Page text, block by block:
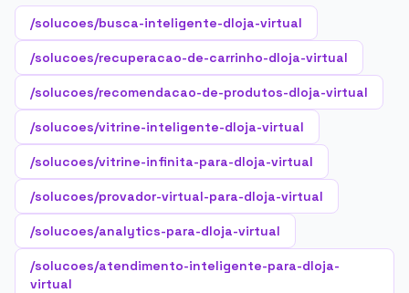
/solucoes/busca-inteligente-dloja-virtual
/solucoes/recuperacao-de-carrinho-dloja-virtual
/solucoes/recomendacao-de-produtos-dloja-virtual
/solucoes/vitrine-inteligente-dloja-virtual
/solucoes/vitrine-infinita-para-dloja-virtual
/solucoes/provador-virtual-para-dloja-virtual
/solucoes/analytics-para-dloja-virtual
/solucoes/atendimento-inteligente-para-dloja-
virtual